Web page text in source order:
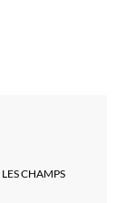
LES CHAMPS